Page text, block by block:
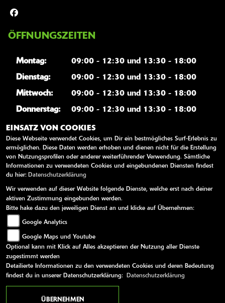
ÖFFNUNGSZEITEN
Montag:
09:00 - 12:30 und 13:30 - 18:00
Dienstag:
09:00 - 12:30 und 13:30 - 18:00
Mittwoch:
09:00 - 12:30 und 13:30 - 18:00
Donnerstag:
09:00 - 12:30 und 13:30 - 18:00
Freitag:
09:00 - 12:30 und 13:30 - 18:00
Samstag:
09:00 - 12:00
Sonntag:
geschlossen
WEITERE LINKS
Kawasaki News
Kawasaki Handbücher
Kawasaki Bekleidung
Kawasaki Merchandise
AGB Impressum Datenschutz Disclaimer
EINSATZ VON COOKIES
Diese Webseite verwendet Cookies, um Dir ein bestmögliches Surf-Erlebnis zu
ermöglichen. Diese Daten werden erhoben und dienen nicht für die Erstellung
von Nutzungsprofilen oder anderer weiterführender Verwendung. Sämtliche
Informationen zu verwendeten Cookies und eingebundenen Diensten findest
du hier: Datenschutzerklärung
Wir verwenden auf dieser Website folgende Dienste, welche erst nach deiner
aktiven Zustimmung eingebunden werden.
Bitte hake dazu den jeweiligen Dienst an und klicke auf Übernehmen:
Google Analytics
Google Maps und Youtube
Optional kann mit Klick auf Alles akzeptieren der Nutzung aller Dienste
zugestimmt werden
Detailierte Informationen zu den verwendeten Cookies und deren Bedeutung
findest du in unserer Datenschutzerklärung:
Datenschutzerklärung
ÜBERNEHMEN